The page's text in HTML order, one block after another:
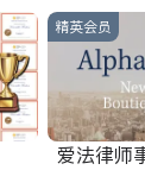
精英会员
爱法律师